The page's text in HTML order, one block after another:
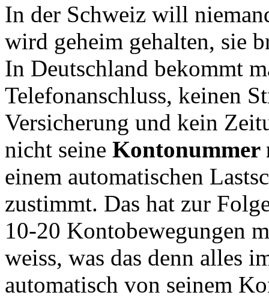
In der Schweiz will
wird geheim gehalten, sie
In Deutschland bekommt
Telefonanschluss, keinen
Versicherung und kein
nicht seine
einem automatischen
zustimmt. Das hat zur
10-20 Kontobewegungen
weiss, was das denn alles
automatisch von seinem